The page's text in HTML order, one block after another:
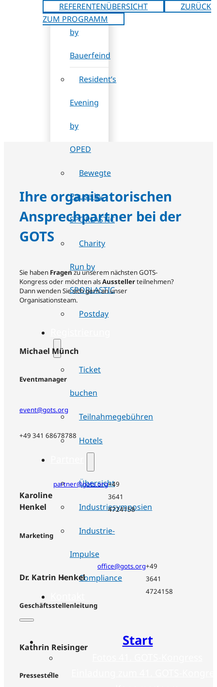
Festabend
by
Bauerfeind
Resident’s
Evening
by
OPED
Bewegte
Pause by
SPORLASTIC
Charity
Run by
SPORLASTIC
Postday
Ticket
buchen
Teilnahmegebühren
Hotels
Übersicht
Industriesymposien
Industrie-
Impulse
Compliance
Start
REFERENTENÜBERSICHT
ZURÜCK
ZUM PROGRAMM
Ihre organisatorischen
Ansprechpartner bei der
GOTS
Sie haben Fragenzu unserem nächsten GOTS-
Kongress oder möchten alsAusstellerteilnehmen?
Dann wenden Sie sich gern an unser
Organisationsteam.
Michael Münch
Eventmanager
event@gots.org
+49 341 68678788
Karoline
Henkel
Marketing
partner@gots.org+49
3641
4724158
Dr. Katrin Henkel
Geschäftsstellenleitung
office@gots.org+49
3641
4724158
Kathrin Reisinger
Pressestelle